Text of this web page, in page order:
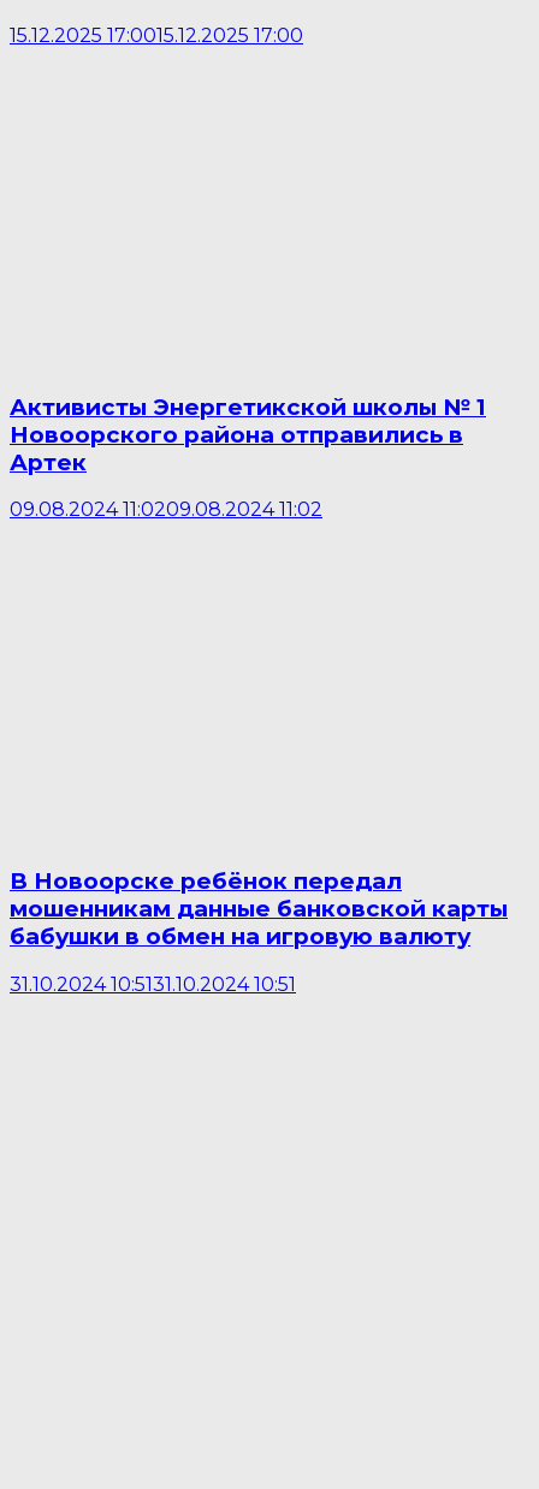
15.12.2025 17:0015.12.2025 17:00
Активисты Энергетикской школы № 1
Новоорского района отправились в
Артек
09.08.2024 11:0209.08.2024 11:02
В Новоорске ребёнок передал
мошенникам данные банковской карты
бабушки в обмен на игровую валюту
31.10.2024 10:5131.10.2024 10:51